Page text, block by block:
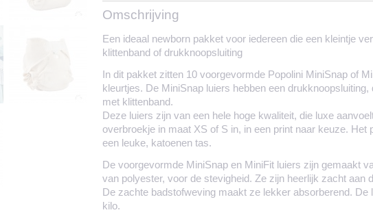
Productcode
Materiaal luiers
Materiaal overbroekjes
100% PUL
Maatvoering
Sluiting overbroekjes
Klittenband
Droogtijd gemiddeld
Minder dan 1 dag
Ontworpen in
Geproduceerd in
Hongarije
Omschrijving
Een ideaal newborn pakket voor iedereen die een kleintje
klittenband of drukknoopsluiting
In dit pakket zitten 10 voorgevormde Popolini MiniSnap of
kleurtjes. De MiniSnap luiers hebben een
met klittenband.
Deze luiers zijn van een hele hoge kwaliteit, die luxe
overbroekje in maat XS of S in, in een print naar keuze. Het
een leuke, katoenen tas.
De voorgevormde MiniSnap en MiniFit luiers zijn gemaakt
van polyester, voor de stevigheid. Ze zijn heerlijk zacht aan
De zachte badstofweving maakt ze lekker absorberend. De
kilo.